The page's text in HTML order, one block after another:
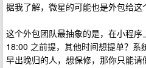
据我了解，微星的可能也是外包给这
这个外包团队最抽象的是，在小程
18:00 之前提，其他时间想提单？系
早出晚归的人，想保修，那你只能请